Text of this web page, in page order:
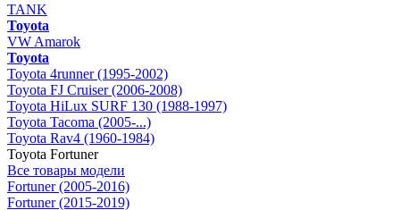
TANK
Toyota
VW Amarok
Toyota
Toyota 4runner (1995-2002)
Toyota FJ Cruiser (2006-2008)
Toyota HiLux SURF 130 (1988-1997)
Toyota Tacoma (2005-...)
Toyota Rav4 (1960-1984)
Toyota Fortuner
Все товары модели
Fortuner (2005-2016)
Fortuner (2015-2019)